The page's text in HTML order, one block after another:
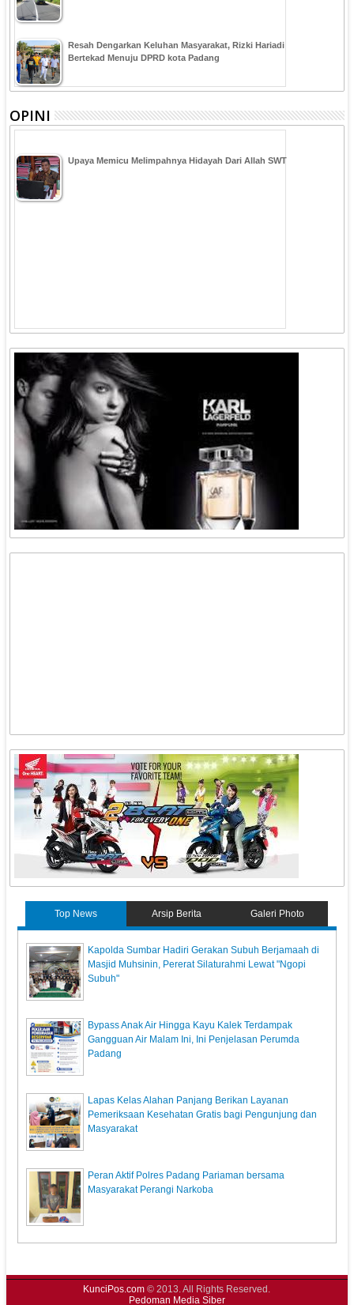
Resah Dengarkan Keluhan Masyarakat, Rizki Hariadi
Bertekad Menuju DPRD kota Padang
OPINI
Upaya Memicu Melimpahnya Hidayah Dari Allah SWT
Top News Arsip Berita Galeri Photo
Kapolda Sumbar Hadiri Gerakan Subuh Berjamaah di
Masjid Muhsinin, Pererat Silaturahmi Lewat "Ngopi
Subuh"
Bypass Anak Air Hingga Kayu Kalek Terdampak
Gangguan Air Malam Ini, Ini Penjelasan Perumda
Padang
Lapas Kelas Alahan Panjang Berikan Layanan
Pemeriksaan Kesehatan Gratis bagi Pengunjung dan
Masyarakat
Peran Aktif Polres Padang Pariaman bersama
Masyarakat Perangi Narkoba
KunciPos.com © 2013. All Rights Reserved.
Pedoman Media Siber